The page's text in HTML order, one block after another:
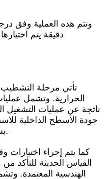
وتتم هذه العملية وفق
دقيقة يتم
تأتي مرحلة التشطيب
الحرارية. وتشمل
ناتجة عن عمليات التشغيل
جودة الأسطح الداخلية
بشكل منتظم أثناء عملية السحب.
كما يتم إجراء
القياس الحديثة للتأكد
الهندسية المعتمدة.